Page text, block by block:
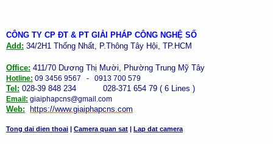
CÔNG TY CP ĐT & PT GIẢI PHÁP CÔNG NGHỆ SỐ
Add: 34/2H1 Thống Nhất, P.Thông Tây Hội, TP.HCM
Office: 411/70 Dương Thị Mười, Phường Trung Mỹ Tây
Hotline: 09 3456 9567 - 0913 700 579
Tel: 028-39 848 234 028-371 654 79 ( 6 Lines )
Email: giaiphapcns@gmail.com
Web: https://www.giaiphapcns.com
Tong dai dien thoai | Camera quan sat | Lap dat camera